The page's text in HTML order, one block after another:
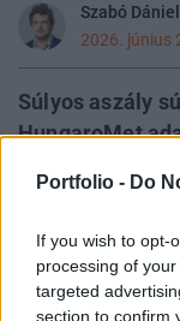
Portfolio - Do
If you wish to opt-
processing of
targeted
section to confirm
Szabó Dániel
2026. június
Súlyos aszály
HungaroMet
szokásostól, a
napokban
Főigazgatóság